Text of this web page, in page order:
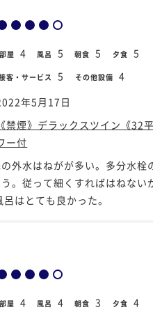
部屋 4 風呂 5 朝食 5 夕食 5
客・サービス 5 その他設備 4
年5月17日
《禁煙》デラックスツイン《32
ー付
外水はねがが多い。多分水栓
。従って細くすればはねない
はとても良かった。
部屋 4 風呂 4 朝食 3 夕食 4